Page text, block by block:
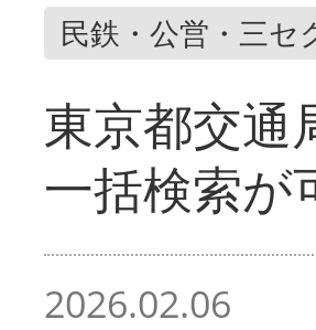
民鉄・公営・三セ
東京都交
一括検索が
2026.02.06